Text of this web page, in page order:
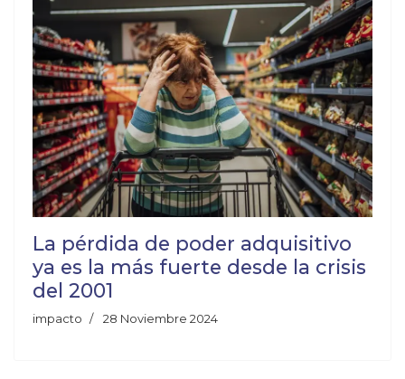
La pérdida de poder adquisitivo
ya es la más fuerte desde la crisis
del 2001
impacto 28 Noviembre 2024